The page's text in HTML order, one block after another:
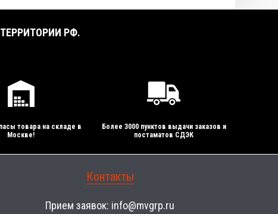
РФ.
товара на складе в
Москве!
Более 3000 пунктов выдачи заказов и
постаматов СДЭК
Контакты
Прием заявок: info@mvgrp.ru